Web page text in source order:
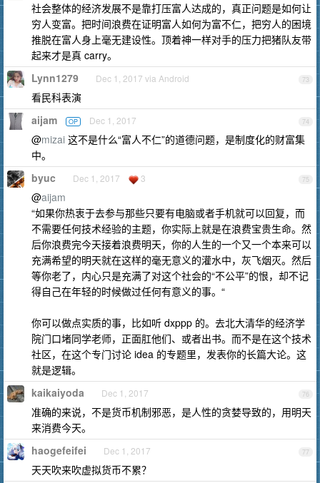
社会整体的经济发展不是靠打压富人达成的，真正问题是如何让
穷人变富。把时间浪费在证明富人如何为富不仁，把穷人的困境
推脱在富人身上毫无建设性。顶着神一样对手的压力把猪队友带
起来才是真 carry。
73
Lynn1279 Dec 1, 2017 via Android
看民科表演
74
aijam OP Dec 1, 2017
@mizai 这不是什么“富人不仁”的道德问题，是制度化的财富集
中。
75
byuc Dec 1, 2017 3
@aijam
“如果你热衷于去参与那些只要有电脑或者手机就可以回复，而
不需要任何技术经验的主题，你实际上就是在浪费宝贵生命。然
后你浪费完今天接着浪费明天，你的人生的一个又一个本来可以
充满希望的明天就在这样的毫无意义的灌水中，灰飞烟灭。然后
等你老了，内心只是充满了对这个社会的“不公平”的恨，却不记
得自己在年轻的时候做过任何有意义的事。“
你可以做点实质的事，比如听 dxppp 的。去北大清华的经济学
院门口堵同学老师，正面肛他们、或者出书。而不是在这个技术
社区，在这个专门讨论 idea 的专题里，发表你的长篇大论。这
就是逻辑。
76
kaikaiyoda Dec 1, 2017
准确的来说，不是货币机制邪恶，是人性的贪婪导致的，用明天
来消费今天。
77
haogefeifei Dec 1, 2017
天天吹来吹虚拟货币不累？